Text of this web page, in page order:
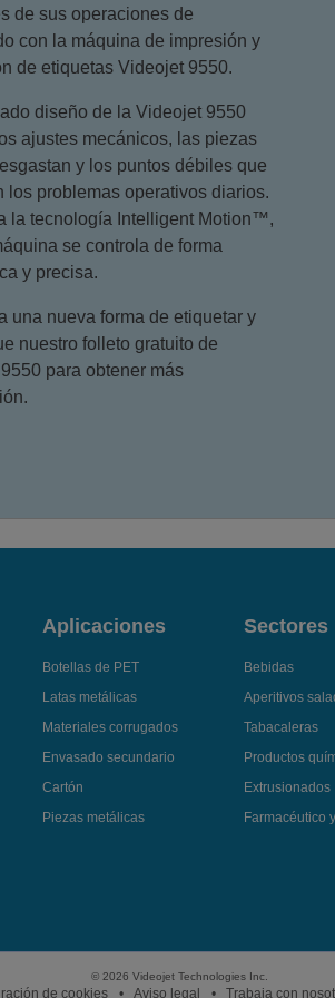
de sus operaciones de
con la máquina de impresión y
de etiquetas Videojet 9550.
diseño de la Videojet 9550
ajustes mecánicos, las piezas
y los puntos débiles que
los problemas operativos diarios.
la tecnología Intelligent Motion™,
se controla de forma
y precisa.
una nueva forma de etiquetar y
nuestro folleto gratuito de
para obtener más
Aplicaciones
Botellas de PET
Latas metálicas
Materiales corrugados
Envasado secundario
Cartón
Piezas metálicas
Sectores
Bebidas
Aperitivos
Tabacaleras
Productos
Extrusionados
Farmacéutico
© 2026 Videojet Technologies Inc.
de cookies Aviso legal Trabaja con